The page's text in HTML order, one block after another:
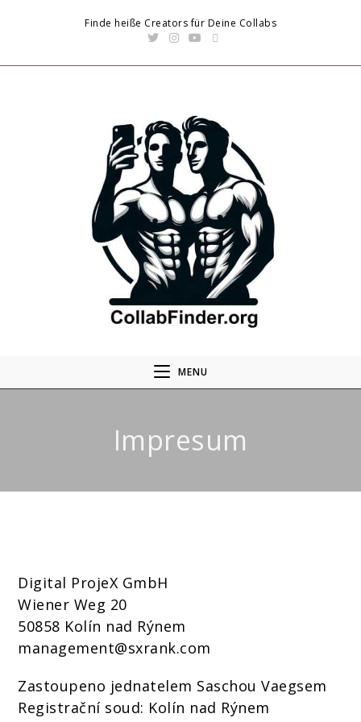
Finde heiße Creators für Deine Collabs
MENU
Impresum
Digital ProjeX GmbH
Wiener Weg 20
50858 Kolín nad Rýnem
management@sxrank.com
Zastoupeno jednatelem Saschou Vaegsem
Registrační soud: Kolín nad Rýnem